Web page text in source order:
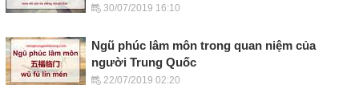
30/07/2019 16:10
Ngũ phúc lâm môn trong quan niệm của
người Trung Quốc
22/07/2019 02:20